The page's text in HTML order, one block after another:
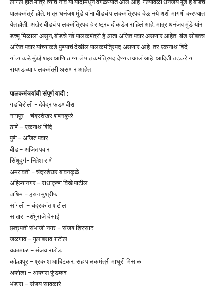
लागलं होतं मात्र त्यांचं नाव या यादीमधून वगळण्यात आलं आहे. गेल्यावेळी धनंजय मुंडे हे बीडचे
पालकमंत्री होते. मात्र धनंजय मुंडे यांना बीडचं पालकमंत्रिपद देऊ नये अशी मागणी करण्यात
येत होती. अखेर बीडचं पालकमंत्रिपद हे राष्ट्रवादीकडेच राहिलं आहे, मात्र धनंजय मुंडे यांना
डच्चू मिळाला असून, बीडचे नवे पालकमंत्री हे आता अजित पवार असणार आहेत. बीड सोबतच
अजित पवार यांच्याकडे पुण्याचं देखील पालकमंत्रिपद असणार आहे. तर एकनाथ शिंदे
यांच्याकडे मुंबई शहर आणि ठाण्याचं पालकमंत्रिपद देण्यात आलं आहे. आदिती तटकरे या
रायगडच्या पालकमंत्री असणार आहेत.
पालकमंत्र्यांची संपूर्ण यादी :
गडचिरोली – देवेंद्र फडणवीस
नागपूर – चंद्रशेखर बावनकुळे
ठाणे – एकनाथ शिंदे
पुणे – अजित पवार
बीड – अजित पवार
सिंधुदुर्ग- नितेश राणे
अमरावती – चंद्रशेखर बावनकुळे
अहिल्यानगर – राधाकृष्ण विखे पाटील
वाशिम – हसन मुश्रीफ
सांगली – चंद्रकांत पाटील
सातारा -शंभुराजे देसाई
छत्रपती संभाजी नगर – संजय शिरसाट
जळगाव – गुलाबराव पाटील
यवतमाळ – संजय राठोड
कोल्हापूर – प्रकाश आबिटकर, सह पालकमंत्री माधुरी मिसाळ
अकोला – आकाश फुंडकर
भंडारा – संजय सावकारे